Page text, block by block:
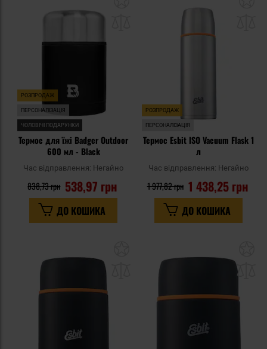
уподобань
РОЗПРОДАЖ
ПЕРСОНАЛІЗАЦІЯ
ЧОЛОВІЧІ ПОДАРУНКИ
Термос для їжі Badger Outdoor
600 мл - Black
Час відправлення: Негайно
538,97 грн
838,73 грн
ДО КОШИКА
РОЗПРОДАЖ
ПЕРСОНАЛІЗАЦІЯ
Термос Esbit ISO Vacuum Flask 1
л
Час відправлення: Негайно
1 438,25 грн
1 977,82 грн
ДО КОШИКА
списку